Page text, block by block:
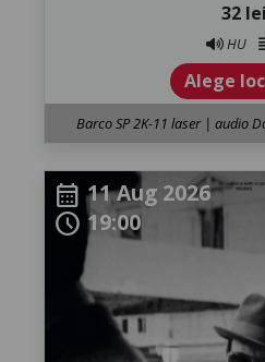
32 lei
HU
Alege
Barco SP 2K-11 laser | audio
calendar_month 11 Aug 2026
schedule 19:00